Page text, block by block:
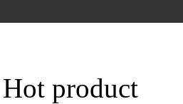
product